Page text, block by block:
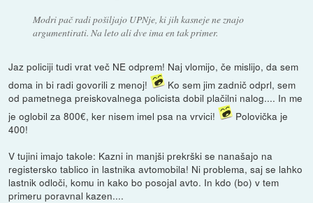
Modri pač radi pošiljajo UPNje, ki jih kasneje ne znajo
argumentirati. Na leto ali dve ima en tak primer.
Jaz policiji tudi vrat več NE odprem! Naj vlomijo, če mislijo, da sem
doma in bi radi govorili z menoj!
Ko sem jim zadnič odprl, sem
od pametnega preiskovalnega policista dobil plačilni nalog.... In me
je oglobil za 800€, ker nisem imel psa na vrvici!
Polovička je
400!
V tujini imajo takole: Kazni in manjši prekrški se nanašajo na
registersko tablico in lastnika avtomobila! Ni problema, saj se lahko
lastnik odloči, komu in kako bo posojal avto. In kdo (bo) v tem
primeru poravnal kazen....